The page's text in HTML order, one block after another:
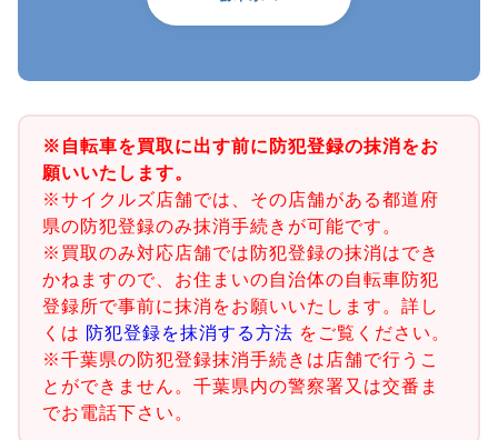
※自転車を買取に出す前に防犯登録の抹消をお
願いいたします。
※サイクルズ店舗では、その店舗がある都道府
県の防犯登録のみ抹消手続きが可能です。
※買取のみ対応店舗では防犯登録の抹消はでき
かねますので、お住まいの自治体の自転車防犯
登録所で事前に抹消をお願いいたします。詳し
くは 防犯登録を抹消する方法 をご覧ください。
※千葉県の防犯登録抹消手続きは店舗で行うこ
とができません。千葉県内の警察署又は交番ま
でお電話下さい。